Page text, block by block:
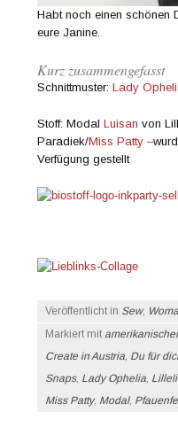
Habt noch einen schönen
eure Janine.
Kurz zusammengefasst
Schnittmuster:Lady
Stoff: ModalLuisan von
Paradiek/Miss Patty –
Verfügung gestellt
Veröffentlicht in Sew,
Markiert mit
Create in Austria Du für
Snaps, Lady Ophelia
Miss Patty, Modal,